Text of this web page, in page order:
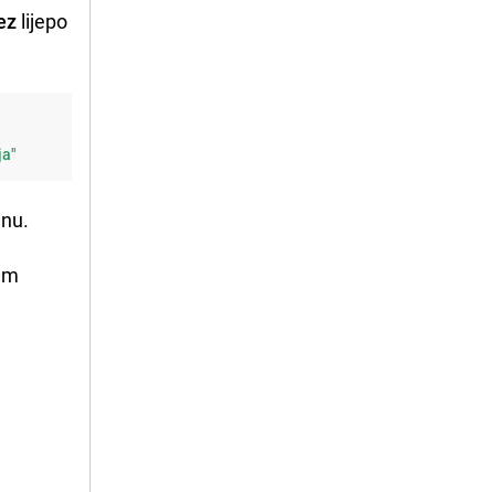
lijepo